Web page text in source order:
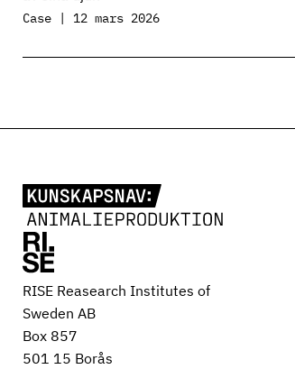
Case | 12 mars 2026
RISE Reasearch Institutes of
Sweden AB
Box 857
501 15 Borås